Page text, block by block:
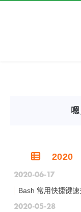
2020
2020-06-17
Bash 常用快捷键速
2020-05-28